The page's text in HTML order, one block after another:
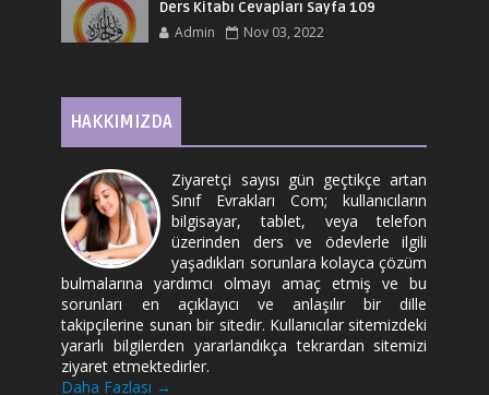
Ders Kitabı Cevapları Sayfa 109
Admin Nov 03, 2022
HAKKIMIZDA
Ziyaretçi sayısı gün geçtikçe artan
Sınıf Evrakları Com; kullanıcıların
bilgisayar, tablet, veya telefon
üzerinden ders ve ödevlerle ilgili
yaşadıkları sorunlara kolayca çözüm
bulmalarına yardımcı olmayı amaç etmiş ve bu
sorunları en açıklayıcı ve anlaşılır bir dille
takipçilerine sunan bir sitedir. Kullanıcılar sitemizdeki
yararlı bilgilerden yararlandıkça tekrardan sitemizi
ziyaret etmektedirler.
Daha Fazlası →